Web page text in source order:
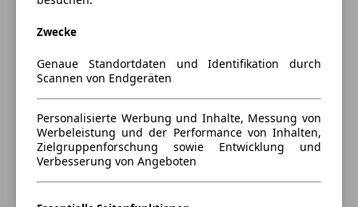
Zwecke
Genaue Standortdaten und Identifikation durch
Scannen von Endgeräten
Personalisierte Werbung und Inhalte, Messung von
Werbeleistung und der Performance von Inhalten,
Zielgruppenforschung sowie Entwicklung und
Verbesserung von Angeboten